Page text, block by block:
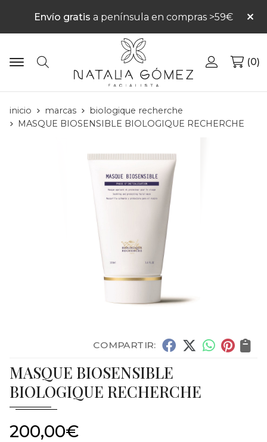
Envío gratis a península en compras >59€
Buscar
0
inicio marcas
biologique recherche
MASQUE BIOSENSIBLE BIOLOGIQUE RECHERCHE
COMPARTIR:
MASQUE BIOSENSIBLE
BIOLOGIQUE RECHERCHE
200,00€